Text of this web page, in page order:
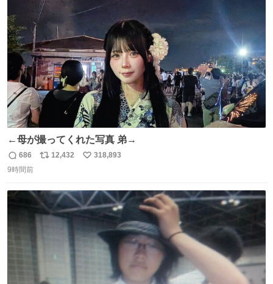
数
数
←母が撮ってくれた写真 弟→
返
信
686
リ
ト
数
12,432
い
数
318,893
9時間前